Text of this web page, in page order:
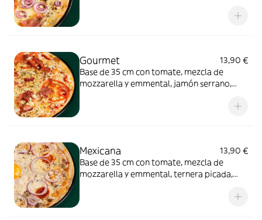
Gourmet
13,90 €
Base de 35 cm con tomate, mezcla de
mozzarella y emmental, jamón serrano,
Mexicana
13,90 €
Base de 35 cm con tomate, mezcla de
mozzarella y emmental, ternera picada,